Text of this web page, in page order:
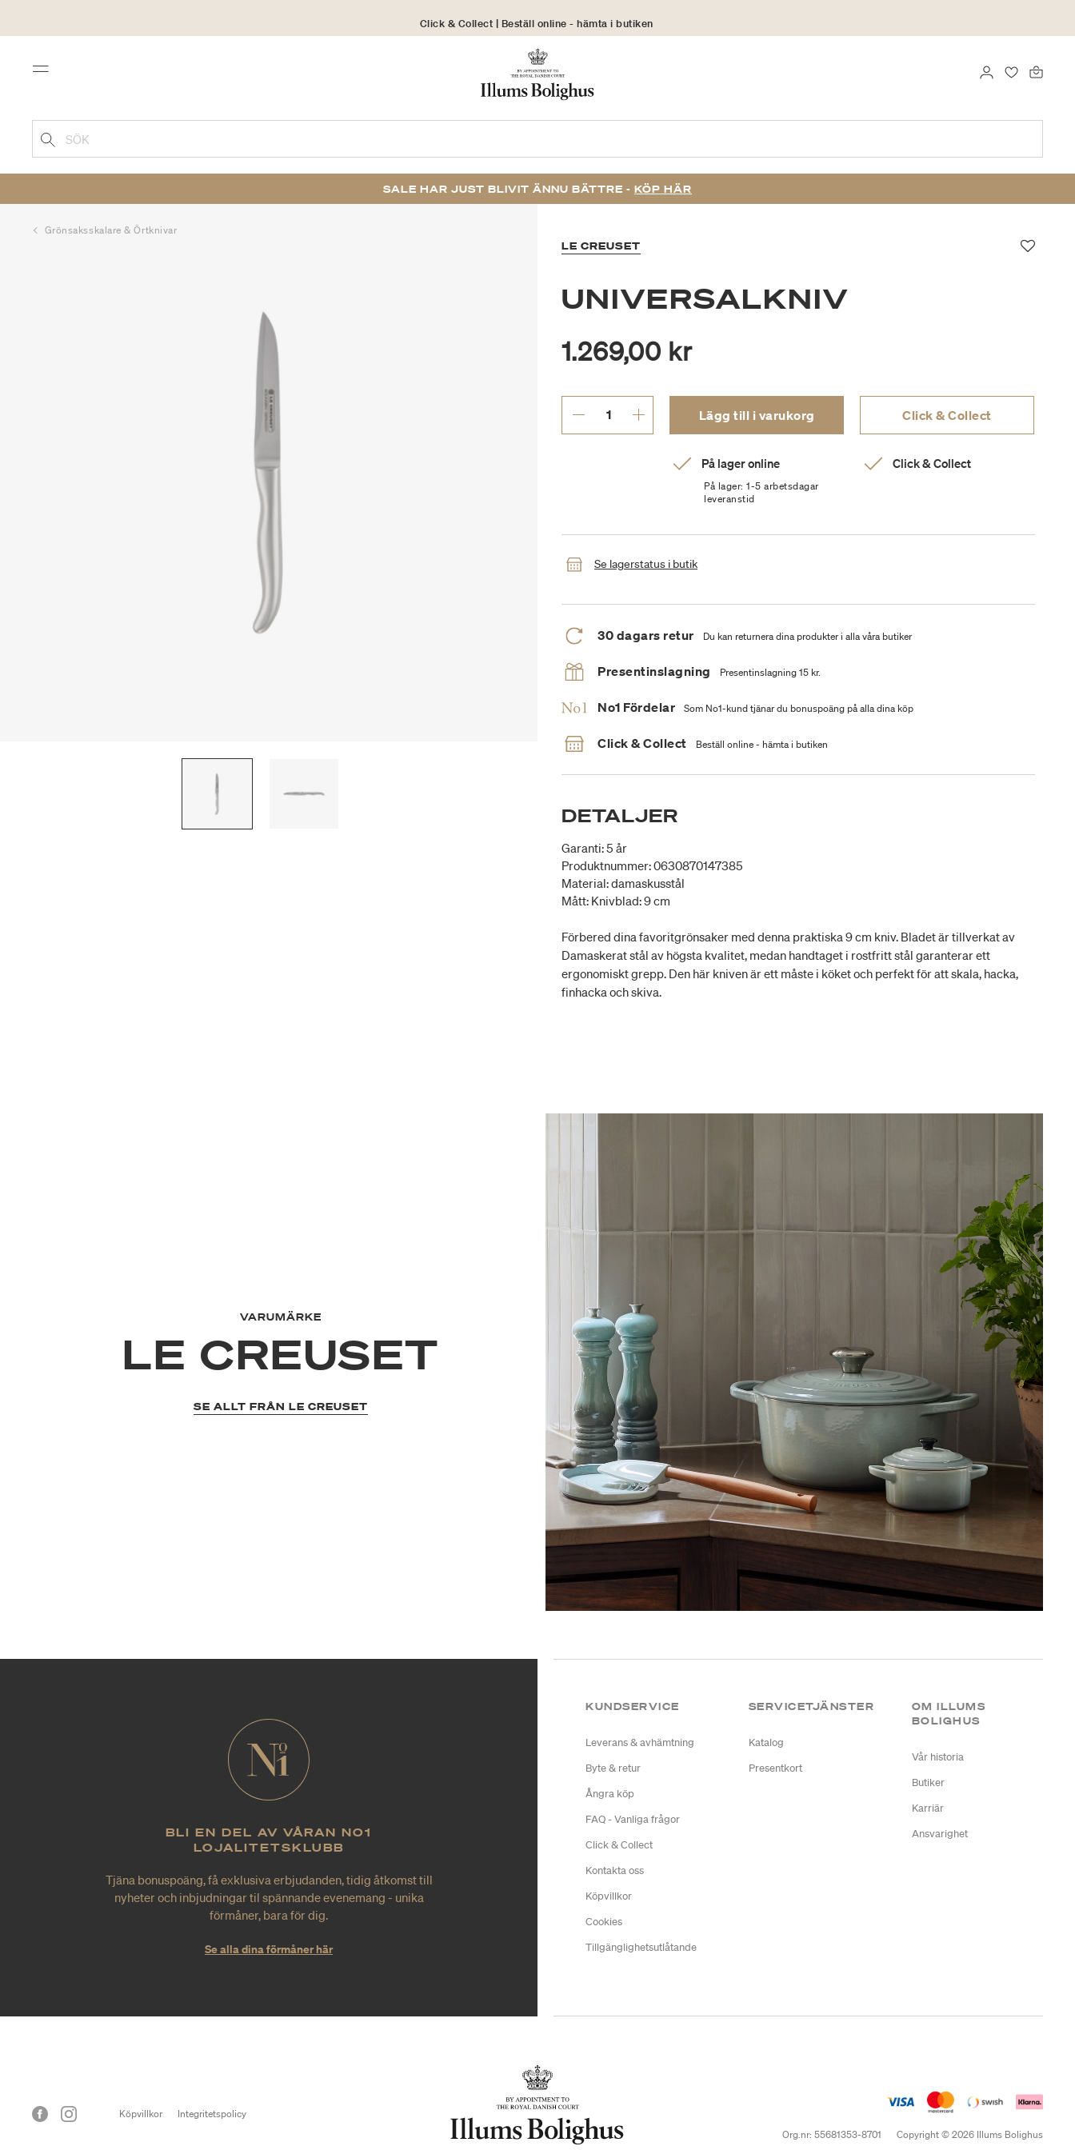
Click & Collect | Beställ online - hämta i butiken
30 dagars returrätt
Menu FAVORITER
LOGGA IN
SÖK
SALE HAR JUST BLIVIT ÄNNU BÄTTRE - KÖP HÄR
Grönsaksskalare & Örtknivar
LE CREUSET
UNIVERSALKNIV
1.269,00 kr
Lägg till i varukorg Click & Collect
På lager online
På lager: 1-5 arbetsdagar
leveranstid
Click & Collect
Se lagerstatus i butik
30 dagars retur Du kan returnera dina produkter i alla våra butiker
Presentinslagning Presentinslagning 15 kr.
No1 Fördelar Som No1-kund tjänar du bonuspoäng på alla dina köp
Click & Collect Beställ online - hämta i butiken
DETALJER
Garanti: 5 år
Produktnummer: 0630870147385
Material: damaskusstål
Mått: Knivblad: 9 cm
Förbered dina favoritgrönsaker med denna praktiska 9 cm kniv. Bladet är tillverkat av
Damaskerat stål av högsta kvalitet, medan handtaget i rostfritt stål garanterar ett
ergonomiskt grepp. Den här kniven är ett måste i köket och perfekt för att skala, hacka,
finhacka och skiva.
VARUMÄRKE
LE CREUSET
SE ALLT FRÅN LE CREUSET
BLI EN DEL AV VÅRAN NO1
LOJALITETSKLUBB
Tjäna bonuspoäng, få exklusiva erbjudanden, tidig åtkomst till
nyheter och inbjudningar til spännande evenemang - unika
förmåner, bara för dig.
Se alla dina förmåner här
KUNDSERVICE
Leverans & avhämtning
Byte & retur
Ångra köp
FAQ - Vanliga frågor
Click & Collect
Kontakta oss
Köpvillkor
Cookies
Tillgänglighetsutlåtande
SERVICETJÄNSTER
Katalog
Presentkort
OM ILLUMS
BOLIGHUS
Vår historia
Butiker
Karriär
Ansvarighet
Köpvillkor
Integritetspolicy
Org.nr: 55681353-8701
Copyright © 2026 Illums Bolighus